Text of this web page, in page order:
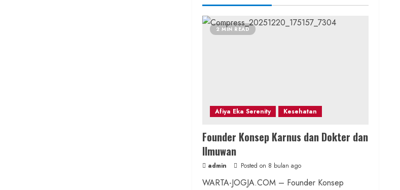
2 MIN READ
Afiya Eka Serenity Kesehatan
Founder Konsep Karnus dan Dokter dan
Ilmuwan
admin Posted on 8 bulan ago
WARTA-JOGJA.COM – Founder Konsep